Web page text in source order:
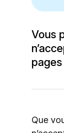
Vous
Que